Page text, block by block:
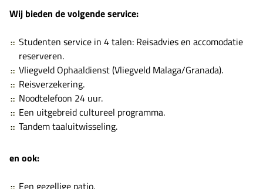
Wij bieden de volgende service:
Studenten service in 4 talen: Reisadvies en accomodatie
reserveren.
Vliegveld Ophaaldienst (Vliegveld Malaga/Granada).
Reisverzekering.
Noodtelefoon 24 uur.
Een uitgebreid cultureel programma.
Tandem taaluitwisseling.
en ook:
Een gezellige patio.